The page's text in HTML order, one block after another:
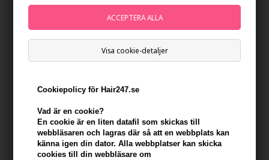
Visa cookie-detaljer
Cookiepolicy för Hair247.se
Vad är en cookie?
En cookie är en liten datafil som skickas till
webbläsaren och lagras där så att en webbplats kan
känna igen din dator. Alla webbplatser kan skicka
cookies till din webbläsare om